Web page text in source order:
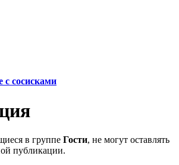
сосисками
в группе Гости, не могут оставлять
публикации.